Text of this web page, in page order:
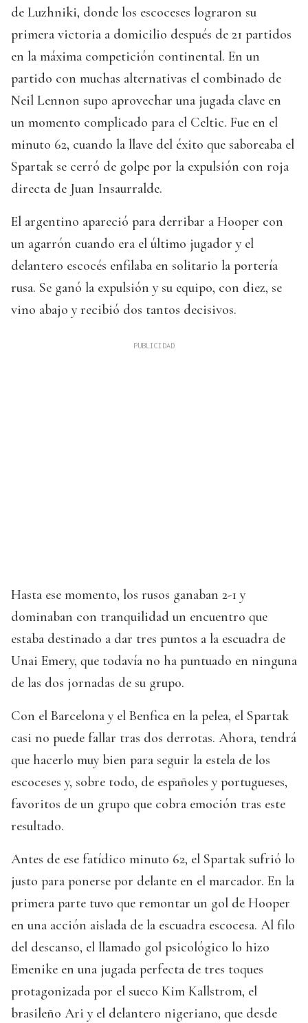
de Luzhniki, donde los escoceses lograron su
primera victoria a domicilio después de 21 partidos
en la máxima competición continental. En un
partido con muchas alternativas el combinado de
Neil Lennon supo aprovechar una jugada clave en
un momento complicado para el Celtic. Fue en el
minuto 62, cuando la llave del éxito que saboreaba el
Spartak se cerró de golpe por la expulsión con roja
directa de Juan Insaurralde.
El argentino apareció para derribar a Hooper con
un agarrón cuando era el último jugador y el
delantero escocés enfilaba en solitario la portería
rusa. Se ganó la expulsión y su equipo, con diez, se
vino abajo y recibió dos tantos decisivos.
Hasta ese momento, los rusos ganaban 2-1 y
dominaban con tranquilidad un encuentro que
estaba destinado a dar tres puntos a la escuadra de
Unai Emery, que todavía no ha puntuado en ninguna
de las dos jornadas de su grupo.
Con el Barcelona y el Benfica en la pelea, el Spartak
casi no puede fallar tras dos derrotas. Ahora, tendrá
que hacerlo muy bien para seguir la estela de los
escoceses y, sobre todo, de españoles y portugueses,
favoritos de un grupo que cobra emoción tras este
resultado.
Antes de ese fatídico minuto 62, el Spartak sufrió lo
justo para ponerse por delante en el marcador. En la
primera parte tuvo que remontar un gol de Hooper
en una acción aislada de la escuadra escocesa. Al filo
del descanso, el llamado gol psicológico lo hizo
Emenike en una jugada perfecta de tres toques
protagonizada por el sueco Kim Kallstrom, el
brasileño Ari y el delantero nigeriano, que desde